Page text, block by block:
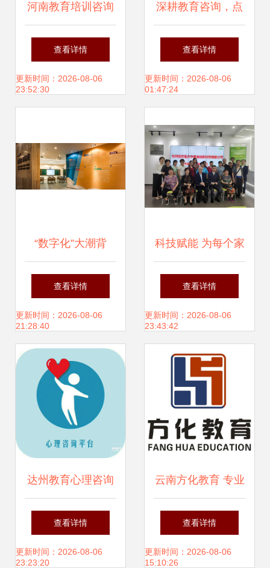
河南教育培训咨询
服务小程序火热招
商 掘金教育蓝海的
查看详情
更新时间：2026-08-06
23:52:30
深耕教育咨询，点
亮成长之路——上
海启星教育信息咨
查看详情
更新时间：2026-08-06
01:47:24
“数字化”大潮背
后，智慧教育在推
波助澜 教育咨询服
务的新思维
查看详情
更新时间：2026-08-06
21:28:40
科技赋能 为每个家
庭打造一个智能健
康小屋与教育咨询
服务
查看详情
更新时间：2026-08-06
23:43:42
达州教育心理咨询
预约指南 何以解
忧，唯有专业陪伴
查看详情
更新时间：2026-08-06
23:23:20
云南方化教育 专业
教育咨询引领成长
之路
查看详情
更新时间：2026-08-06
15:10:26